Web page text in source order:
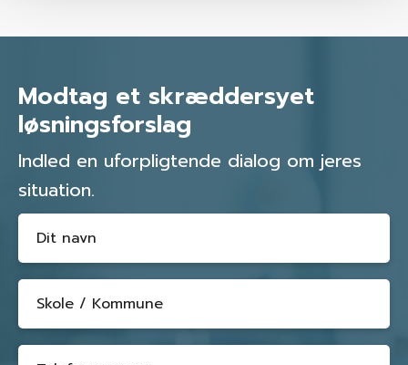
Modtag et skræddersyet
løsningsforslag
Indled en uforpligtende dialog om jeres
situation.